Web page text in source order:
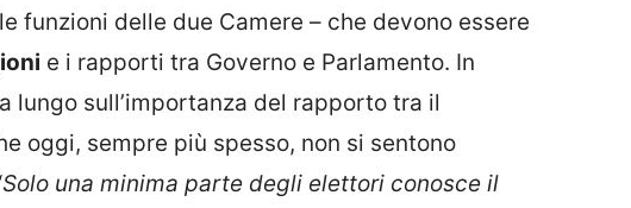
funzioni delle due Camere – che devono essere
e i rapporti tra Governo e Parlamento. In
lungo sull’importanza del rapporto tra il
oggi, sempre più spesso, non si sentono
Solo una minima parte degli elettori conosce il